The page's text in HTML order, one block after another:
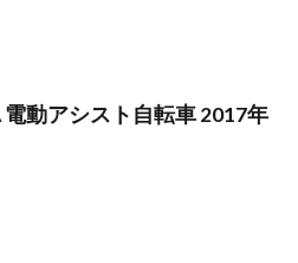
動アシスト自転車 2017年